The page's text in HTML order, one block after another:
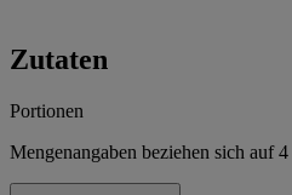
Zutaten
Portionen
Mengenangaben beziehen sich auf4